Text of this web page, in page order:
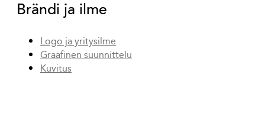
Brändi ja ilme
Logo ja yritysilme
Graafinen suunnittelu
Kuvitus